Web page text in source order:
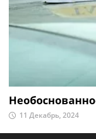
11 Декабрь, 2024